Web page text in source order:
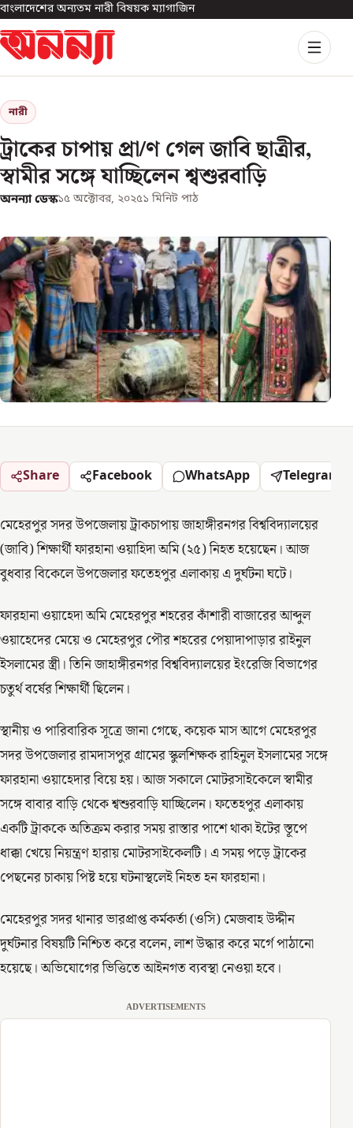
বাংলাদেশের অন্যতম নারী বিষয়ক ম্যাগাজিন
নারী
ট্রাকের চাপায় প্রা/ণ গেল জাবি ছাত্রীর,
স্বামীর সঙ্গে যাচ্ছিলেন শ্বশুরবাড়ি
অনন্যা ডেস্ক১৫ অক্টোবর, ২০২৫১ মিনিট পাঠ
Share Facebook WhatsApp Telegram
মেহেরপুর সদর উপজেলায় ট্রাকচাপায় জাহাঙ্গীরনগর বিশ্ববিদ্যালয়ের
(জাবি) শিক্ষার্থী ফারহানা ওয়াহিদা অমি (২৫) নিহত হয়েছেন। আজ
বুধবার বিকেলে উপজেলার ফতেহপুর এলাকায় এ দুর্ঘটনা ঘটে।
ফারহানা ওয়াহেদা অমি মেহেরপুর শহরের কাঁশারী বাজারের আব্দুল
ওয়াহেদের মেয়ে ও মেহেরপুর পৌর শহরের পেয়াদাপাড়ার রাইনুল
ইসলামের স্ত্রী। তিনি জাহাঙ্গীরনগর বিশ্ববিদ্যালয়ের ইংরেজি বিভাগের
চতুর্থ বর্ষের শিক্ষার্থী ছিলেন।
স্থানীয় ও পারিবারিক সূত্রে জানা গেছে, কয়েক মাস আগে মেহেরপুর
সদর উপজেলার রামদাসপুর গ্রামের স্কুলশিক্ষক রাহিনুল ইসলামের সঙ্গে
ফারহানা ওয়াহেদার বিয়ে হয়। আজ সকালে মোটরসাইকেলে স্বামীর
সঙ্গে বাবার বাড়ি থেকে শ্বশুরবাড়ি যাচ্ছিলেন। ফতেহপুর এলাকায়
একটি ট্রাককে অতিক্রম করার সময় রাস্তার পাশে থাকা ইটের স্তূপে
ধাক্কা খেয়ে নিয়ন্ত্রণ হারায় মোটরসাইকেলটি। এ সময় পড়ে ট্রাকের
পেছনের চাকায় পিষ্ট হয়ে ঘটনাস্থলেই নিহত হন ফারহানা।
মেহেরপুর সদর থানার ভারপ্রাপ্ত কর্মকর্তা (ওসি) মেজবাহ উদ্দীন
দুর্ঘটনার বিষয়টি নিশ্চিত করে বলেন, লাশ উদ্ধার করে মর্গে পাঠানো
হয়েছে। অভিযোগের ভিত্তিতে আইনগত ব্যবস্থা নেওয়া হবে।
ADVERTISEMENTS